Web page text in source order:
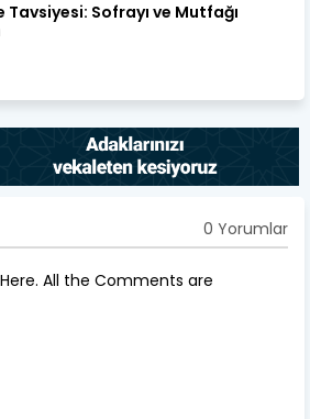
Tavsiyesi: Sofrayı ve Mutfağı
0 Yorumlar
All the Comments are